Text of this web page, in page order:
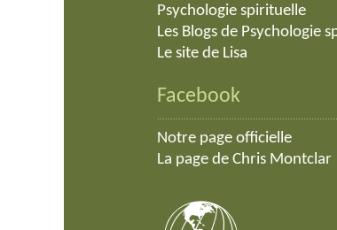
Psychologie spirituelle
Les Blogs de Psychologie
Le site de Lisa
Facebook
Notre page officielle
La page de Chris Montclar